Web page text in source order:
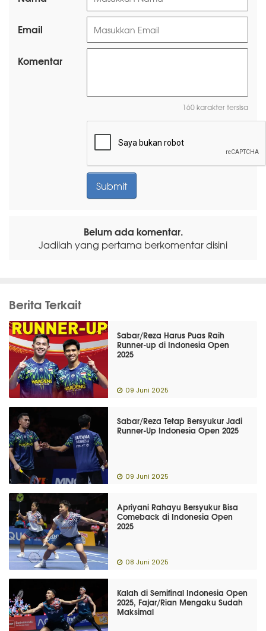
Email
Komentar
160 karakter tersisa
Belum ada komentar.
Jadilah yang pertama berkomentar disini
Berita Terkait
Sabar/Reza Harus Puas Raih
Runner-up di Indonesia Open
2025
09 Juni 2025
Sabar/Reza Tetap Bersyukur Jadi
Runner-Up Indonesia Open 2025
09 Juni 2025
Apriyani Rahayu Bersyukur Bisa
Comeback di Indonesia Open
2025
08 Juni 2025
Kalah di Semifinal Indonesia Open
2025, Fajar/Rian Mengaku Sudah
Maksimal